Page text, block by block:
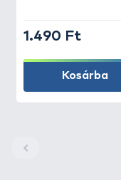
1.490 Ft
Kosárba